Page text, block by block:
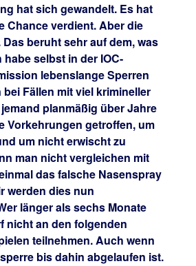
hat sich gewandelt. Es hat
Chance verdient. Aber die
beruht sehr auf dem, was
habe selbst in der IOC-
lebenslange Sperren
Fällen mit viel krimineller
planmäßig über Jahre
Vorkehrungen getroffen, um
um nicht erwischt zu
man nicht vergleichen mit
das falsche Nasenspray
werden dies nun
länger als sechs Monate
nicht an den folgenden
teilnehmen. Auch wenn
bis dahin abgelaufen ist.